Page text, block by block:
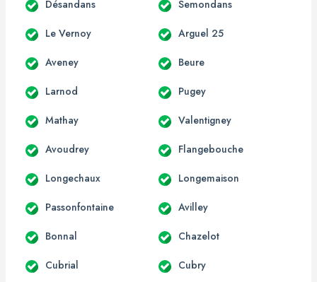
Désandans Semondans
Le Vernoy Arguel 25
Aveney Beure
Larnod Pugey
Mathay Valentigney
Avoudrey Flangebouche
Longechaux Longemaison
Passonfontaine Avilley
Bonnal Chazelot
Cubrial Cubry